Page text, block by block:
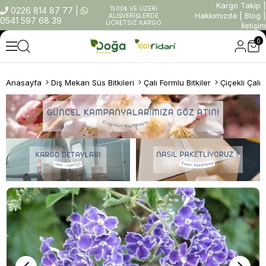
0226 814 87 77
0541 597 68 39
1500₺ VE ÜZERİ
ALIŞVERİŞLERDE
ÜCRETSİZ KARGO
Kargo Takip
Hakkımızda
Blog
İletişim
0
Anasayfa Dış Mekan Süs Bitkileri Çalı Formlu Bitkiler Çiçekli